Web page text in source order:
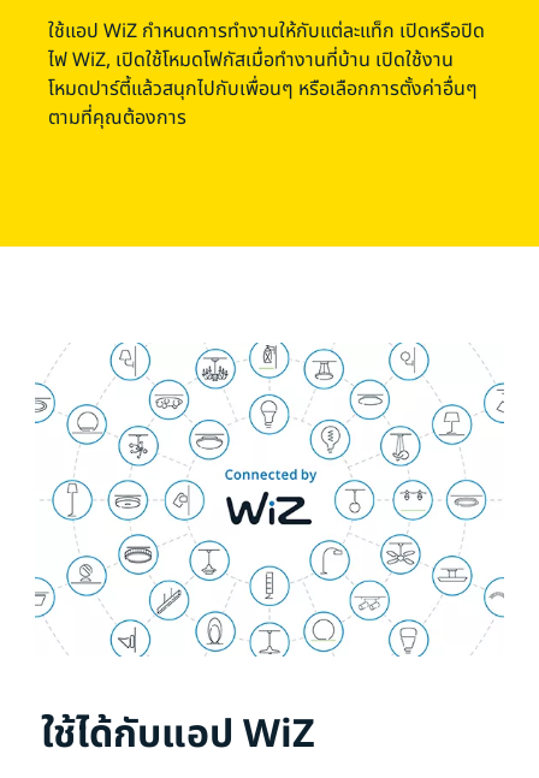
ใช้แอป WiZ กำหนดการทำงานให้กับแต่ละแท็ก เปิดหรือปิด
ไฟ WiZ, เปิดใช้โหมดโฟกัสเมื่อทำงานที่บ้าน เปิดใช้งาน
โหมดปาร์ตี้แล้วสนุกไปกับเพื่อนๆ หรือเลือกการตั้งค่าอื่นๆ
ตามที่คุณต้องการ
ใช้ได้กับแอป WiZ